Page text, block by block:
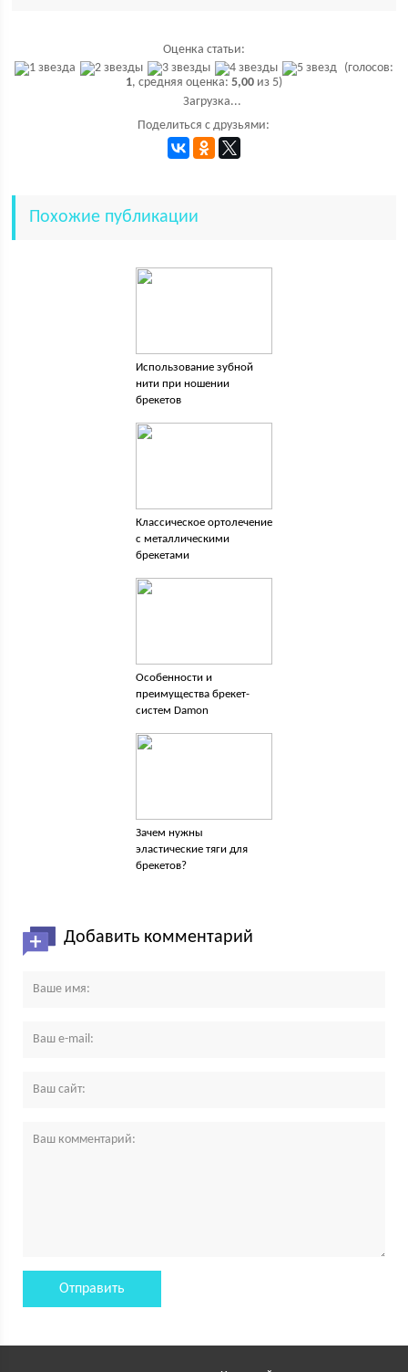
Оценка статьи:
(голосов:
1, средняя оценка: 5,00из 5)
Загрузка...
Поделиться с друзьями:
Похожие публикации
Использование зубной
нити при ношении
брекетов
Классическое ортолечение
с металлическими
брекетами
Особенности и
преимущества брекет-
систем Damon
Зачем нужны
эластические тяги для
брекетов?
Добавить комментарий